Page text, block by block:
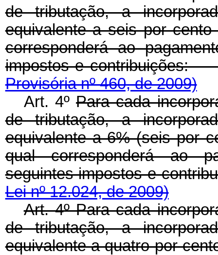
de tributação, a
equivalente a seis por
corresponderá ao
impostos e
Provisória nº 460, de 2009)
Art. 4ºPara cada
de tributação, a
equivalente a 6% (seis por
qual corresponderá ao
seguintes impostos e
Lei nº 12.024, de 2009)
Art. 4º Para cada
de tributação, a
equivalente a quatro por